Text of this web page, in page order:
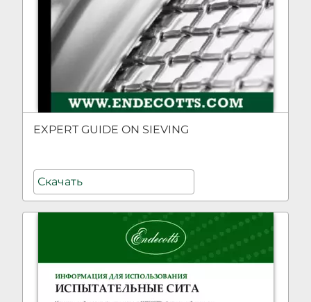
EXPERT GUIDE ON SIEVING
Скачать